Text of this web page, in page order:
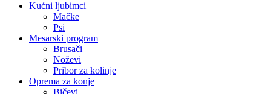
Kućni ljubimci
Mačke
Psi
Mesarski program
Brusači
Noževi
Pribor za kolinje
Oprema za konje